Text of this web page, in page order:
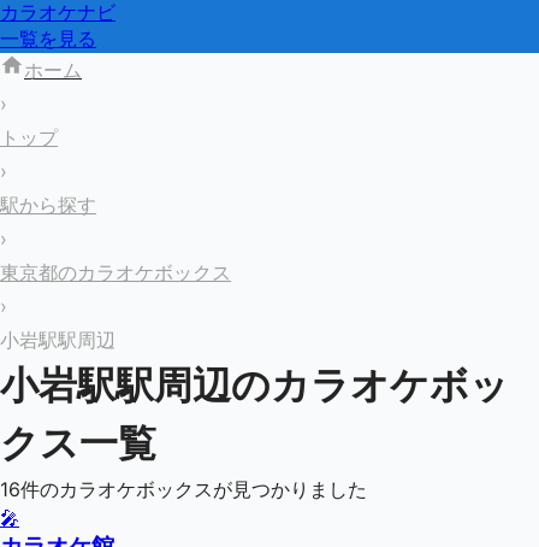
カラオケナビ
一覧を見る
ホーム
›
トップ
›
駅から探す
›
東京都のカラオケボックス
›
小岩駅駅周辺
小岩駅駅周辺のカラオケボッ
クス一覧
16件のカラオケボックスが見つかりました
🎤